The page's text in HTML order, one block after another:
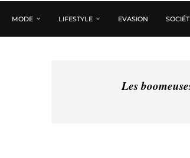
MODE LIFESTYLE EVASION
Les